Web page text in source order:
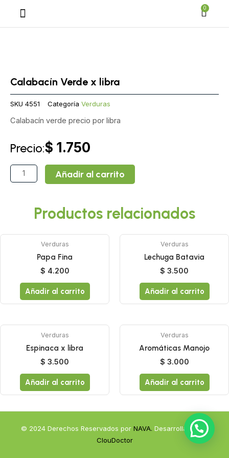
contenido
0Cart
Calabacín Verde x libra
SKU 4551 Categoría Verduras
Calabacín verde precio por libra
Precio:$ 1.750
Calabacín
Verde
cantidad
Añadir al carrito
Productos relacionados
Verduras
Papa Fina
$ 4.200
Añadir al carrito
Verduras
Lechuga Batavia
$ 3.500
Añadir al carrito
Verduras
Espinaca x libra
$ 3.500
Añadir al carrito
Verduras
Aromáticas Manojo
$ 3.000
Añadir al carrito
© 2024 Derechos Reservados por NAVA. Desarrollado por
ClouDoctor